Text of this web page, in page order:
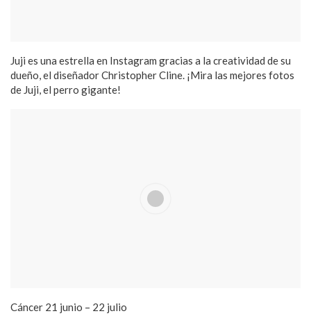
Juji es una estrella en Instagram gracias a la creatividad de su
dueño, el diseñador Christopher Cline. ¡Mira las mejores fotos
de Juji, el perro gigante!
Cáncer 21 junio – 22 julio